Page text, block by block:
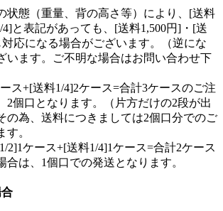
状態（重量、背の高さ等）により、[送料
4]と表記があっても、[送料1,500円]・[送
応になる場合がございます。（逆にな
います。ご不明な場合はお問い合わせ下
ス+[送料1/4]2ケース=合計3ケースのご注
2個口となります。（片方だけの2段が出
の為、送料につきましては2個口分でのご
す。
2]1ケース+[送料1/4]1ケース=合計2ケース
合は、1個口での発送となります。